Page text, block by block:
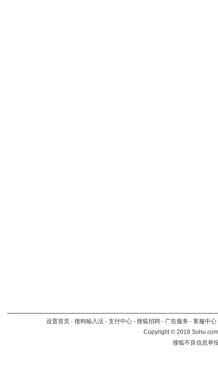
设置首页 - 搜狗输入法 - 支付中心 - 搜狐招聘 - 广告服务 - 客服中心
Copyright©2018
搜狐不良信息举